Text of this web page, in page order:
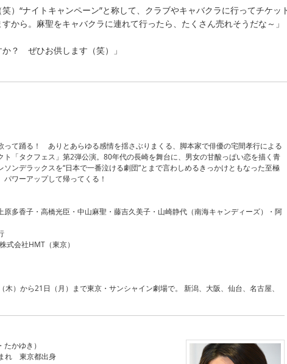
）“ナイトキャンペーン”と称して、クラブやキャバクラに行ってチケッ
から。麻聖をキャバクラに連れて行ったら、たくさん売れそうだな～」
？ ぜひお供します（笑）」
って踊る！ ありとあらゆる感情を揺さぶりまくる、脚本家で俳優の宅間孝行による
ト「タクフェス」第2弾公演。80年代の長崎を舞台に、男女の甘酸っぱい恋を描く青
ソンデラックスを“日本で一番泣ける劇団”とまで言わしめるきっかけともなった至極
パワーアップして帰ってくる！
原多香子・高橋光臣・中山麻聖・藤吉久美子・山崎静代（南海キャンディーズ）・阿
式会社HMT（東京）
木）から21日（月）まで東京・サンシャイン劇場で。 新潟、大阪、仙台、名古屋、
かゆき）
れ 東京都出身